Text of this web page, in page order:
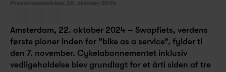
Pressemeddelelser, 22. oktober 2024
Amsterdam, 22. oktober 2024 – Swapfiets, verdens
første pioner inden for “bike as a service”, fylder ti
den 7. november. Cykelabonnementet inklusiv
vedligeholdelse blev grundlagt for et årti siden af tre